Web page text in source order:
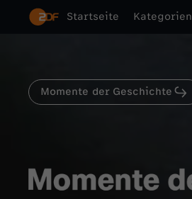
Startseite Kategorien
Momente der Geschichte